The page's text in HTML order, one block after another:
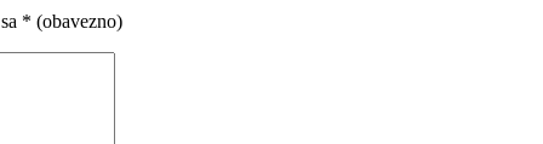
* (obavezno)